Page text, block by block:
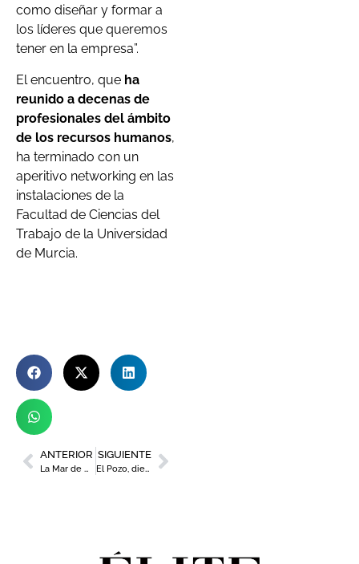
como diseñar y formar a
los líderes que queremos
tener en la empresa”.
El encuentro, que ha
reunido a decenas de
profesionales del ámbito
de los recursos humanos,
ha terminado con un
aperitivo networking en las
instalaciones de la
Facultad de Ciencias del
Trabajo de la Universidad
de Murcia.
ANTERIOR
La Mar de Músicas, ejemplo de compromiso con la igualdad de género
SIGUIENTE
El Pozo, diez años consecutivos como marca más presente en los hogares del país